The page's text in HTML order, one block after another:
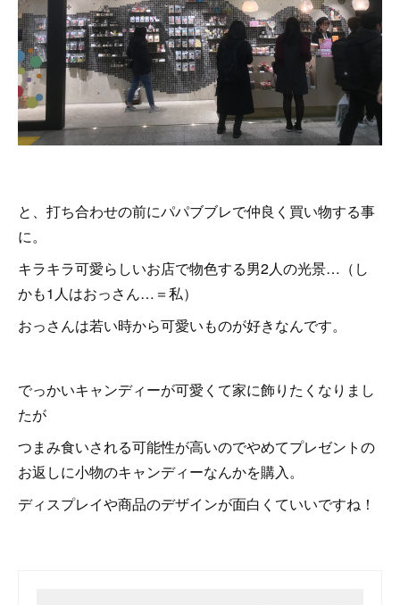
と、打ち合わせの前にパパブブレで仲良く買い物する事
に。
キラキラ可愛らしいお店で物色する男2人の光景…（し
かも1人はおっさん…＝私）
おっさんは若い時から可愛いものが好きなんです。
でっかいキャンディーが可愛くて家に飾りたくなりまし
たが
つまみ食いされる可能性が高いのでやめてプレゼントの
お返しに小物のキャンディーなんかを購入。
ディスプレイや商品のデザインが面白くていいですね！